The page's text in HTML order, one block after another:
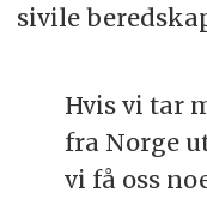
sivile
Hvis vi tar
fra Norge
vi få oss